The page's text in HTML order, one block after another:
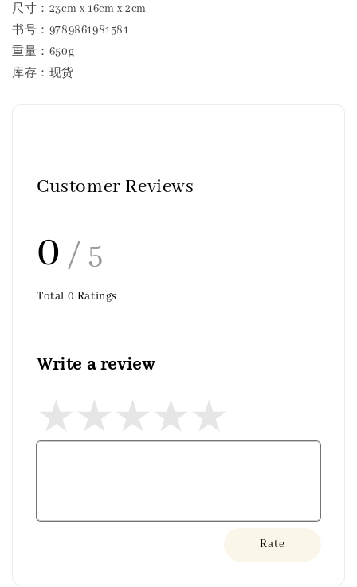
尺寸：23cm x 16cm x 2cm
书号：9789861981581
重量：650g
库存：现货
Customer Reviews
0 / 5
Total 0 Ratings
Write a review
Rate